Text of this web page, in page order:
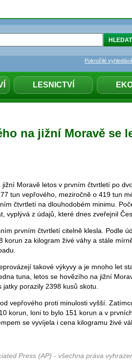
LESNICTVÍ
Pokročilé
na jižní Moravě se
Moravě letos v prvním čtvrtletí po
tun vepřového, meziročně o 419 tun
čtvrtletí na dlouhodobém minimu.
vyplývá z údajů, které dnes zveřejnil
prvním čtvrtletí citelně klesla. Podle
korun za kilogram živé váhy a stále
takové výkyvy a je mnoho let
tuna, letos se hovězího na jižní
porazily 2398 kusů skotu.
vepřového proti minulosti vyšší.
korun, loni to bylo 151 korun a v
se vyvíjela i cena kilogramu živé
Press (AP) - všechna práva